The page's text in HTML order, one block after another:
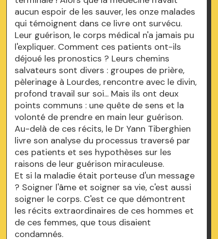
aucun espoir de les sauver, les onze malades
qui témoignent dans ce livre ont survécu.
Leur guérison, le corps médical n'a jamais pu
l'expliquer. Comment ces patients ont-ils
déjoué les pronostics ? Leurs chemins
salvateurs sont divers : groupes de prière,
pèlerinage à Lourdes, rencontre avec le divin,
profond travail sur soi... Mais ils ont deux
points communs : une quête de sens et la
volonté de prendre en main leur guérison.
Au-delà de ces récits, le Dr Yann Tiberghien
livre son analyse du processus traversé par
ces patients et ses hypothèses sur les
raisons de leur guérison miraculeuse.
Et si la maladie était porteuse d'un message
? Soigner l'âme et soigner sa vie, c'est aussi
soigner le corps. C'est ce que démontrent
les récits extraordinaires de ces hommes et
de ces femmes, que tous disaient
condamnés.